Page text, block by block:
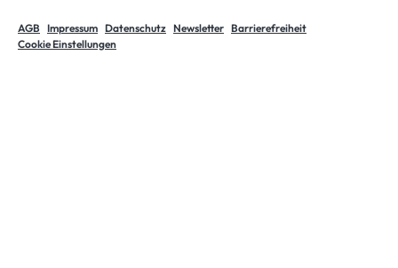
AGB Impressum Datenschutz Newsletter Barrierefreiheit
Cookie Einstellungen